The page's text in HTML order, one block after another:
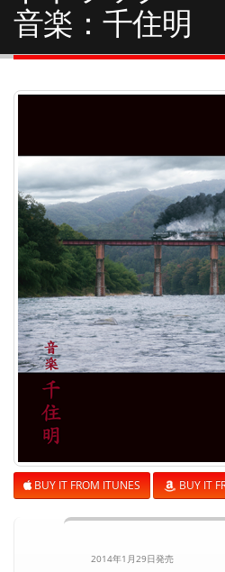
音楽：千住明
BUY IT FROM ITUNES BUY IT
2014年1月29日発売